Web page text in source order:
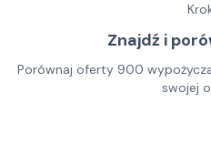
Znajdź i
Porównaj oferty 900
swojej